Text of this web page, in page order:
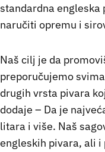
standardna engleska
naručiti opremu i
Naš cilj je da
preporučujemo
drugih vrsta pivara
dodaje – Da je
litara i više. Naš
engleskih pivara, ali i